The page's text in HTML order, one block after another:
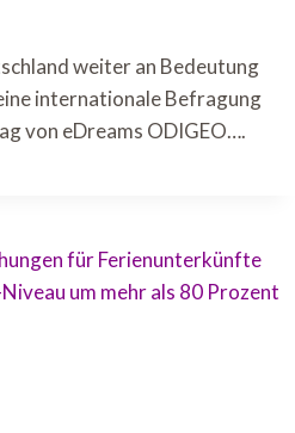
weiter an Bedeutung
internationale Befragung
von eDreams ODIGEO….